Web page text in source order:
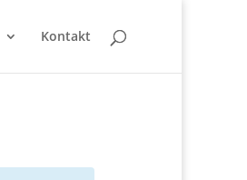
Kontakt